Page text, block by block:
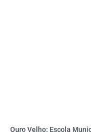
Ouro Velho: Escola